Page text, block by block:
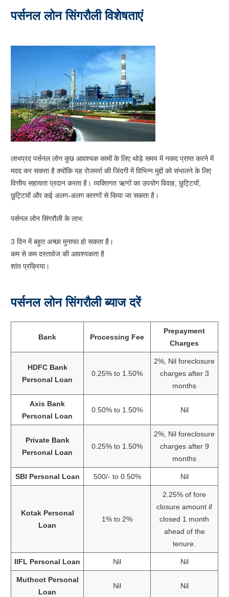
पर्सनल लोन सिंगरौली विशेषताएं
लाभप्रद पर्सनल लोन कुछ आवश्यक कामों के लिए थोड़े समय में नकद प्राप्त करने में
मदद कर सकता है क्योंकि यह रोजमर्रा की जिंदगी में विभिन्न मुद्दों को संभालने के लिए
वित्तीय सहायता प्रदान करता है। व्यक्तिगत ऋणों का उपयोग विवाह, छुट्टियों,
छुट्टियों और कई अलग-अलग कारणों से किया जा सकता है।
पर्सनल लोन सिंगरौली के लाभ:
3 दिन में बहुत अच्छा मुनाफा हो सकता है।
कम से कम दस्तावेज की आवश्यकता है
शांत प्रक्रिया।
पर्सनल लोन सिंगरौली ब्याज दरें
Bank Processing Fee
Prepayment
Charges
HDFC Bank
Personal Loan
0.25% to 1.50%
2%, Nil foreclosure
charges after 3
months
Axis Bank
Personal Loan
0.50% to 1.50% Nil
Private Bank
Personal Loan
0.25% to 1.50%
2%, Nil foreclosure
charges after 9
months
SBI Personal Loan 500/- to 0.50% Nil
Kotak Personal
Loan
1% to 2%
2.25% of fore
closure amount if
closed 1 month
ahead of the
tenure.
IIFL Personal Loan Nil Nil
Muthoot Personal
Loan
Nil Nil